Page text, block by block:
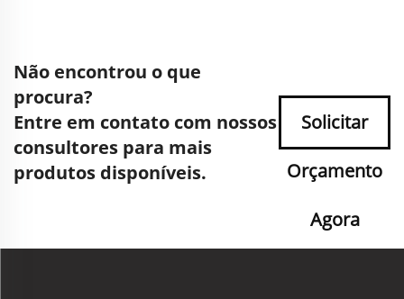
Não encontrou o que
procura?
Entre em contato com nossos
consultores para mais
produtos disponíveis.
Solicitar
Orçamento
Agora